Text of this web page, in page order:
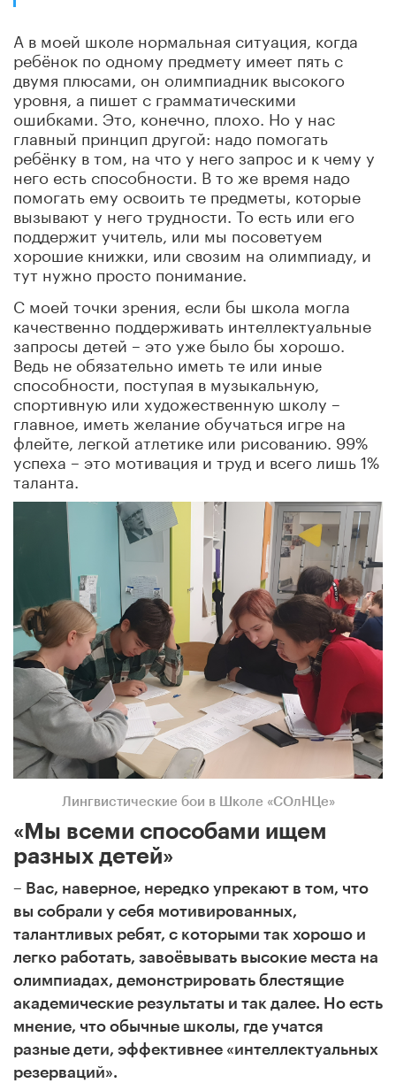
А в моей школе нормальная ситуация, когда
ребёнок по одному предмету имеет пять с
двумя плюсами, он олимпиадник высокого
уровня, а пишет с грамматическими
ошибками. Это, конечно, плохо. Но у нас
главный принцип другой: надо помогать
ребёнку в том, на что у него запрос и к чему у
него есть способности. В то же время надо
помогать ему освоить те предметы, которые
вызывают у него трудности. То есть или его
поддержит учитель, или мы посоветуем
хорошие книжки, или свозим на олимпиаду, и
тут нужно просто понимание.
С моей точки зрения, если бы школа могла
качественно поддерживать интеллектуальные
запросы детей – это уже было бы хорошо.
Ведь не обязательно иметь те или иные
способности, поступая в музыкальную,
спортивную или художественную школу –
главное, иметь желание обучаться игре на
флейте, легкой атлетике или рисованию. 99%
успеха – это мотивация и труд и всего лишь 1%
таланта.
Лингвистические бои в Школе «СОлНЦе»
«Мы всеми способами ищем
разных детей»
– Вас, наверное, нередко упрекают в том, что
вы собрали у себя мотивированных,
талантливых ребят, с которыми так хорошо и
легко работать, завоёвывать высокие места на
олимпиадах, демонстрировать блестящие
академические результаты и так далее. Но есть
мнение, что обычные школы, где учатся
разные дети, эффективнее «интеллектуальных
резерваций».